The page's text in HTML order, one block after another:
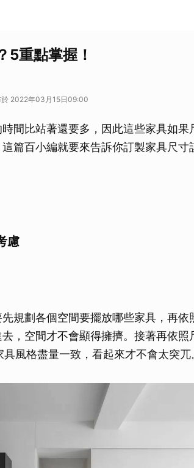
5重點掌握！
2022年03月15日09:00
間比站著還要多，因此這些家具如果
篇百小編就要來告訴你訂製家具尺寸
慮
規劃各個空間要擺放哪些家具，再依
，空間才不會顯得擁擠。接著再依照
風格盡量一致，看起來才不會太突兀